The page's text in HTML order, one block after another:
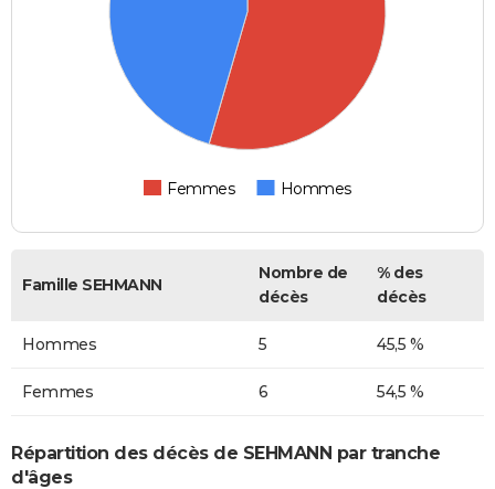
Femmes Hommes
Famille SEHMANN
Nombre de
décès
% des
décès
Hommes 5 45,5 %
Femmes 6 54,5 %
Répartition des décès de SEHMANN par tranche
d'âges